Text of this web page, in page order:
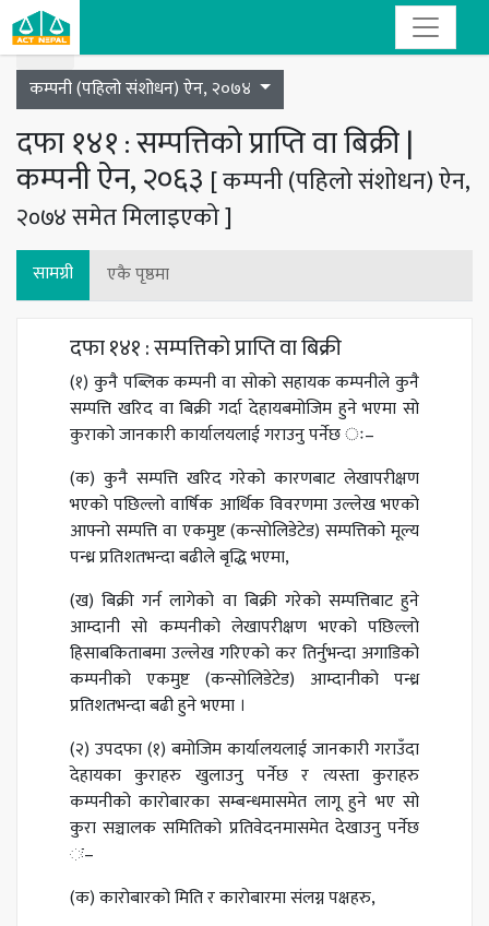
Toggle navigation
कम्पनी (पहिलो संशोधन) ऐन, २०७४
दफा १४१ : सम्पत्तिको प्राप्ति वा बिक्री |
कम्पनी ऐन, २०६३ [ कम्पनी (पहिलो संशोधन) ऐन,
२०७४ समेत मिलाइएको ]
सामग्री एकै पृष्ठमा
दफा १४१ : सम्पत्तिको प्राप्ति वा बिक्री
(१) कुनै पब्लिक कम्पनी वा सोको सहायक कम्पनीले कुनै
सम्पत्ति खरिद वा बिक्री गर्दा देहायबमोजिम हुने भएमा सो
कुराको जानकारी कार्यालयलाई गराउनु पर्नेछ ः–
(क) कुनै सम्पत्ति खरिद गरेको कारणबाट लेखापरीक्षण
भएको पछिल्लो वार्षिक आर्थिक विवरणमा उल्लेख भएको
आफ्नो सम्पत्ति वा एकमुष्ट (कन्सोलिडेटेड) सम्पत्तिको मूल्य
पन्ध्र प्रतिशतभन्दा बढीले बृद्धि भएमा,
(ख) बिक्री गर्न लागेको वा बिक्री गरेको सम्पत्तिबाट हुने
आम्दानी सो कम्पनीको लेखापरीक्षण भएको पछिल्लो
हिसाबकिताबमा उल्लेख गरिएको कर तिर्नुभन्दा अगाडिको
कम्पनीको एकमुष्ट (कन्सोलिडेटेड) आम्दानीको पन्ध्र
प्रतिशतभन्दा बढी हुने भएमा ।
(२) उपदफा (१) बमोजिम कार्यालयलाई जानकारी गराउँदा
देहायका कुराहरु खुलाउनु पर्नेछ र त्यस्ता कुराहरु
कम्पनीको कारोबारका सम्बन्धमासमेत लागू हुने भए सो
कुरा सञ्चालक समितिको प्रतिवेदनमासमेत देखाउनु पर्नेछ
ः–
(क) कारोबारको मिति र कारोबारमा संलग्न पक्षहरु,